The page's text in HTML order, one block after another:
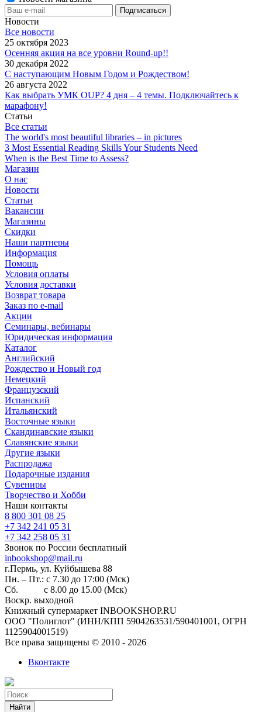
Новости
Все новости
25 октября 2023
Осенняя акция на все уровни Round-up!!
30 декабря 2022
С наступающим Новым Годом и Рождеством!
26 августа 2022
Как выбрать УМК OUP? 4 дня – 4 темы. Подключайтесь к
марафону!
Статьи
Все статьи
The world's most beautiful libraries – in pictures
3 Most Essential Reading Skills Your Students Need
When is the Best Time to Assess?
Магазин
О нас
Новости
Статьи
Вакансии
Магазины
Скидки
Наши партнеры
Информация
Помощь
Условия оплаты
Условия доставки
Возврат товара
Заказ по e-mail
Акции
Семинары, вебинары
Юридическая информация
Каталог
Английский
Рождество и Новый год
Немецкий
Французский
Испанский
Итальянский
Восточные языки
Скандинавские языки
Славянские языки
Другие языки
Распродажа
Подарочные издания
Сувениры
Творчество и Хобби
Наши контакты
8 800 301 08 25
+7 342 241 05 31
+7 342 258 05 31
Звонок по России бесплатный
inbookshop@mail.ru
г.Пермь, ул. Куйбышева 88
Пн. – Пт.: с 7.30 до 17:00 (Мск)
Сб. с 8.00 до 15.00 (Мск)
Воскр. выходной
Книжный супермаркет INBOOKSHOP.RU
ООО "Полиглот" (ИНН/КПП 5904263531/590401001, ОГРН
1125904001519)
Все права защищены © 2010 - 2026
Вконтакте
Найти